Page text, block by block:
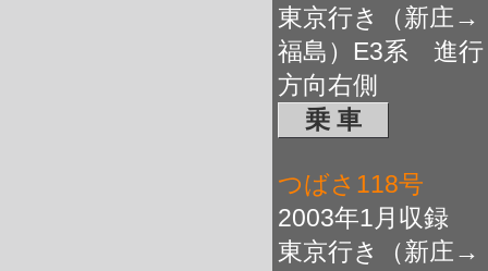
東京行き（新庄→
福島）E3系 進行
方向右側
乗 車
つばさ118号
2003年1月収録
東京行き（新庄→